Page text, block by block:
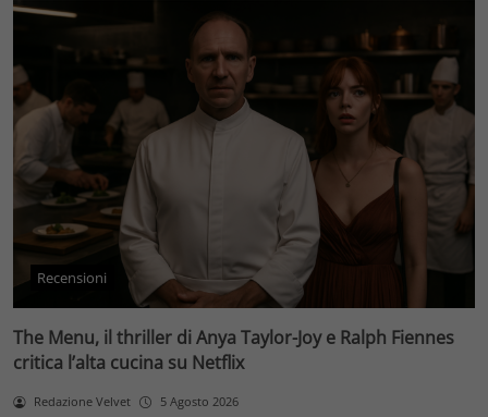
Recensioni
The Menu, il thriller di Anya Taylor-Joy e Ralph Fiennes
critica l’alta cucina su Netflix
Redazione Velvet 5 Agosto 2026